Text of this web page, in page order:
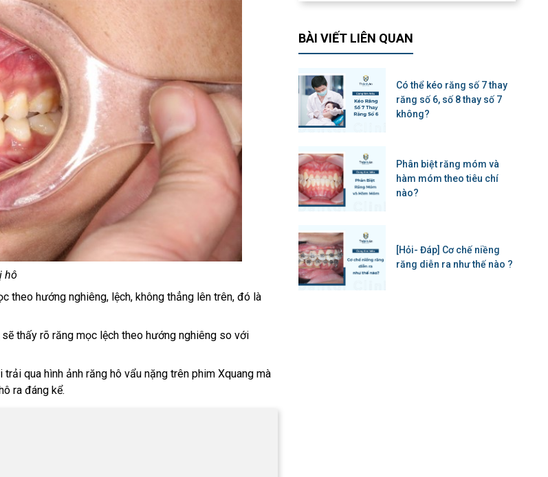
hô
theo hướng nghiêng, lệch, không thẳng lên trên, đó là
thấy rõ răng mọc lệch theo hướng nghiêng so với
qua hình ảnh răng hô vẩu nặng trên phim Xquang mà
ra đáng kể.
BÀI VIẾT LIÊN QUAN
Có thể kéo răng số 7 thay
răng số 6, số 8 thay số 7
không?
Phân biệt răng móm và
hàm móm theo tiêu chí
nào?
[Hỏi- Đáp] Cơ chế niềng
răng diễn ra như thế nào ?